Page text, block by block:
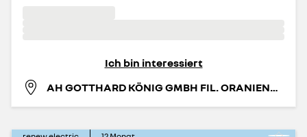
Ich bin interessiert
AH GOTTHARD KÖNIG GMBH FIL. ORANIENBURG